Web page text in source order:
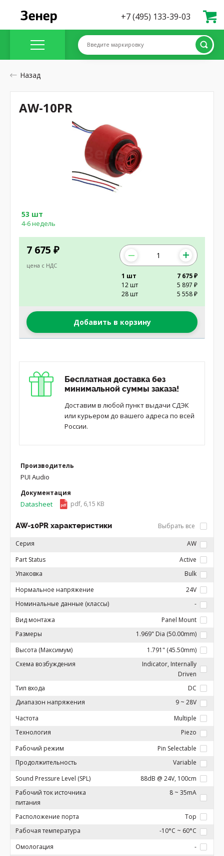
+7 (495) 133-39-03
Введите маркировку
Назад
7 675 ₽
цена с НДС
53 шт
4-6 недель
1 шт
7 675 ₽
12 шт
5 897 ₽
28 шт
5 558 ₽
Добавить в корзину
Бесплатная доставка без
минимальной суммы заказа!
Доставим в любой пункт выдачи СДЭК
или курьером до вашего адреса по всей
России.
Производитель
PUI Audio
Документация
Datasheet pdf, 6,15 KB
AW-10PR характеристики Выбрать все
Серия
AW
Part Status
Active
Упаковка
Bulk
Нормальное напряжение
24V
Номинальные данные (классы)
-
Вид монтажа
Panel Mount
Размеры
1.969" Dia (50.00mm)
Высота (Максимум)
1.791" (45.50mm)
Схема возбуждения
Indicator, Internally
Driven
Тип входа
DC
Диапазон напряжения
9 ~ 28V
Частота
Multiple
Технология
Piezo
Рабочий режим
Pin Selectable
Продолжительность
Variable
Sound Pressure Level (SPL)
88dB @ 24V, 100cm
Рабочий ток источника
питания
8 ~ 35mA
Расположение порта
Top
Рабочая температура
-10°C ~ 60°C
Омологация
-
AW-10PR